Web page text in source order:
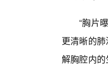
“胸片
更清晰的
解胸腔内